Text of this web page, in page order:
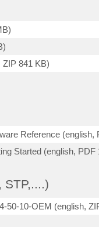
841 KB)
Reference (english,
Started (english, PDF
STP,....)
50-10-OEM (english,